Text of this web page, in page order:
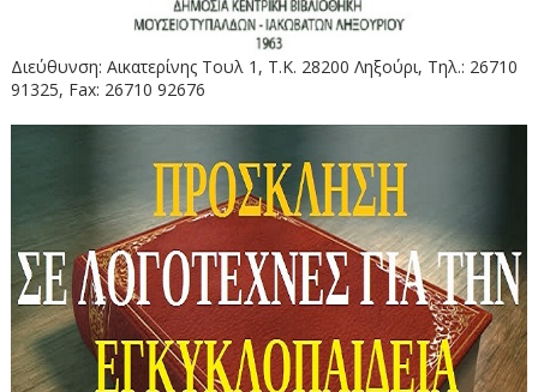
Διεύθυνση: Αικατερίνης Τουλ 1, Τ.Κ. 28200 Ληξούρι, Τηλ.: 26710
91325, Fax: 26710 92676